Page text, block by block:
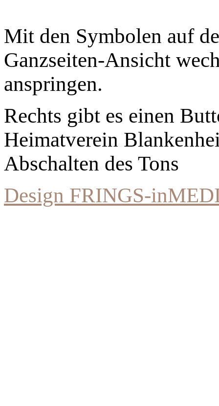
Mit den Symbolen auf
Ganzseiten-Ansicht
anspringen.
Rechts gibt es einen
Heimatverein
Abschalten des Tons
Design FRINGS-